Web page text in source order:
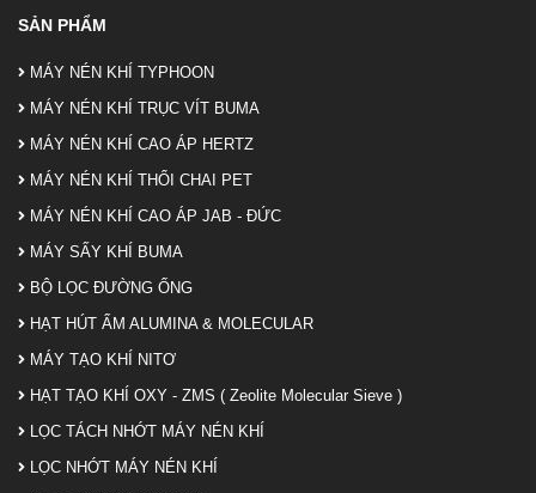
SẢN PHẨM
MÁY NÉN KHÍ TYPHOON
MÁY NÉN KHÍ TRỤC VÍT BUMA
MÁY NÉN KHÍ CAO ÁP HERTZ
MÁY NÉN KHÍ THỔI CHAI PET
MÁY NÉN KHÍ CAO ÁP JAB - ĐỨC
MÁY SẤY KHÍ BUMA
BỘ LỌC ĐƯỜNG ỐNG
HẠT HÚT ẨM ALUMINA & MOLECULAR
MÁY TẠO KHÍ NITƠ
HẠT TẠO KHÍ OXY - ZMS ( Zeolite Molecular Sieve )
LỌC TÁCH NHỚT MÁY NÉN KHÍ
LỌC NHỚT MÁY NÉN KHÍ